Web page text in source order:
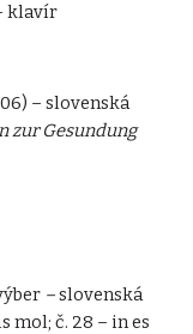
klavír
– slovenská
zur Gesundung
–slovenská
mol; č. 28 – in es